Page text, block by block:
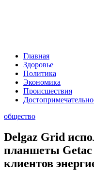
Главная
Здоровье
Политика
Экономика
Происшествия
общество
Delgaz Grid
планшеты Getac
клиентов